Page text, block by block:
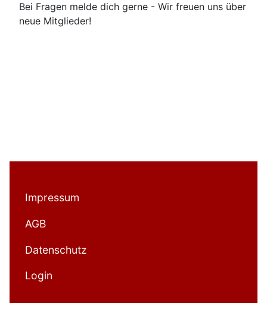
Bei Fragen melde dich gerne - Wir freuen uns über
neue Mitglieder!
Impressum
AGB
Datenschutz
Login